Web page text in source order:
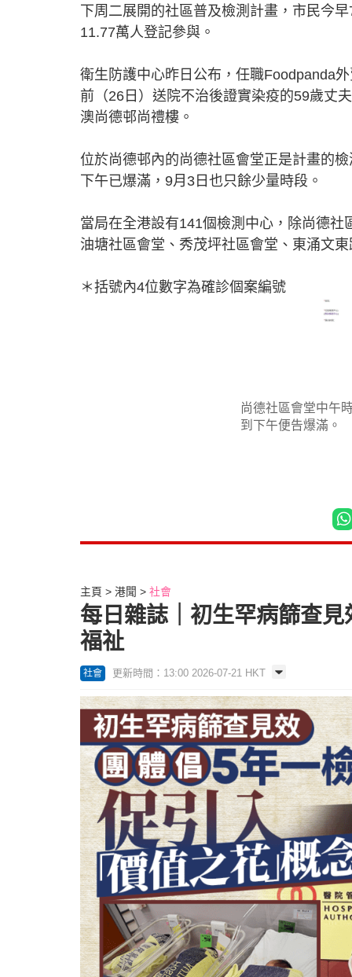
下周二展開的社區普及檢測計畫，市民今
11.77萬人登記參與。
衛生防護中心昨日公布，任職Foodpanda
前（26日）送院不治後證實染疫的59歲丈
澳尚德邨尚禮樓。
位於尚德邨內的尚德社區會堂正是計畫的
下午已爆滿，9月3日也只餘少量時段。
當局在全港設有141個檢測中心，除尚德
油塘社區會堂、秀茂坪社區會堂、東涌文
＊括號內4位數字為確診個案編號
尚德社區會堂中午
到下午便告爆滿。
主頁 港聞 社會
每日雜誌｜初生罕病篩查
福祉
社會 更新時間：13:00 2026-07-21 HKT